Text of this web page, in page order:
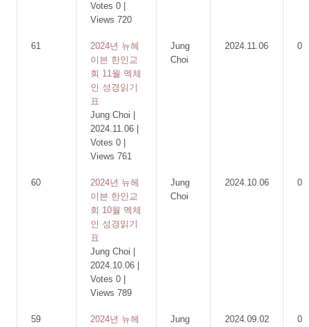
Votes 0
Views 720
61
2024년 뉴헤
이븐 한인교
회 11월 멕체
인 성경읽기
표
Jung Choi
2024.11.06
Votes 0
Views 761
Jung
Choi
2024.11.06 0
60
2024년 뉴헤
이븐 한인교
회 10월 멕체
인 성경읽기
표
Jung Choi
2024.10.06
Votes 0
Views 789
Jung
Choi
2024.10.06 0
59
2024년 뉴헤
Jung
2024.09.02 0